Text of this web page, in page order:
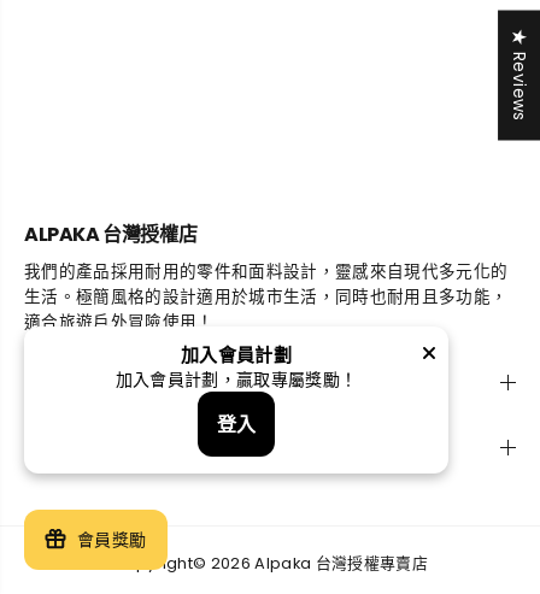
ALPAKA 台灣授權店
我們的產品採用耐用的零件和面料設計，靈感來自現代多元化的
生活。極簡風格的設計適用於城市生活，同時也耐用且多功能，
適合旅遊戶外冒險使用！
Copyright© 2026 Alpaka 台灣授權專賣店
★ Reviews
會員獎勵
加入會員計劃
加入會員計劃，贏取專屬獎勵！
登入